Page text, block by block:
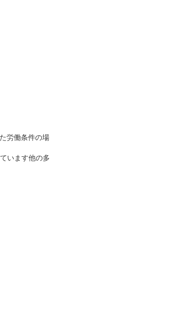
労働条件の場
います他の多